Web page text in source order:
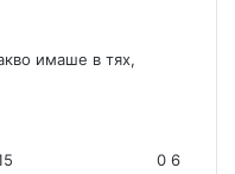
имаше в тях,
0 6